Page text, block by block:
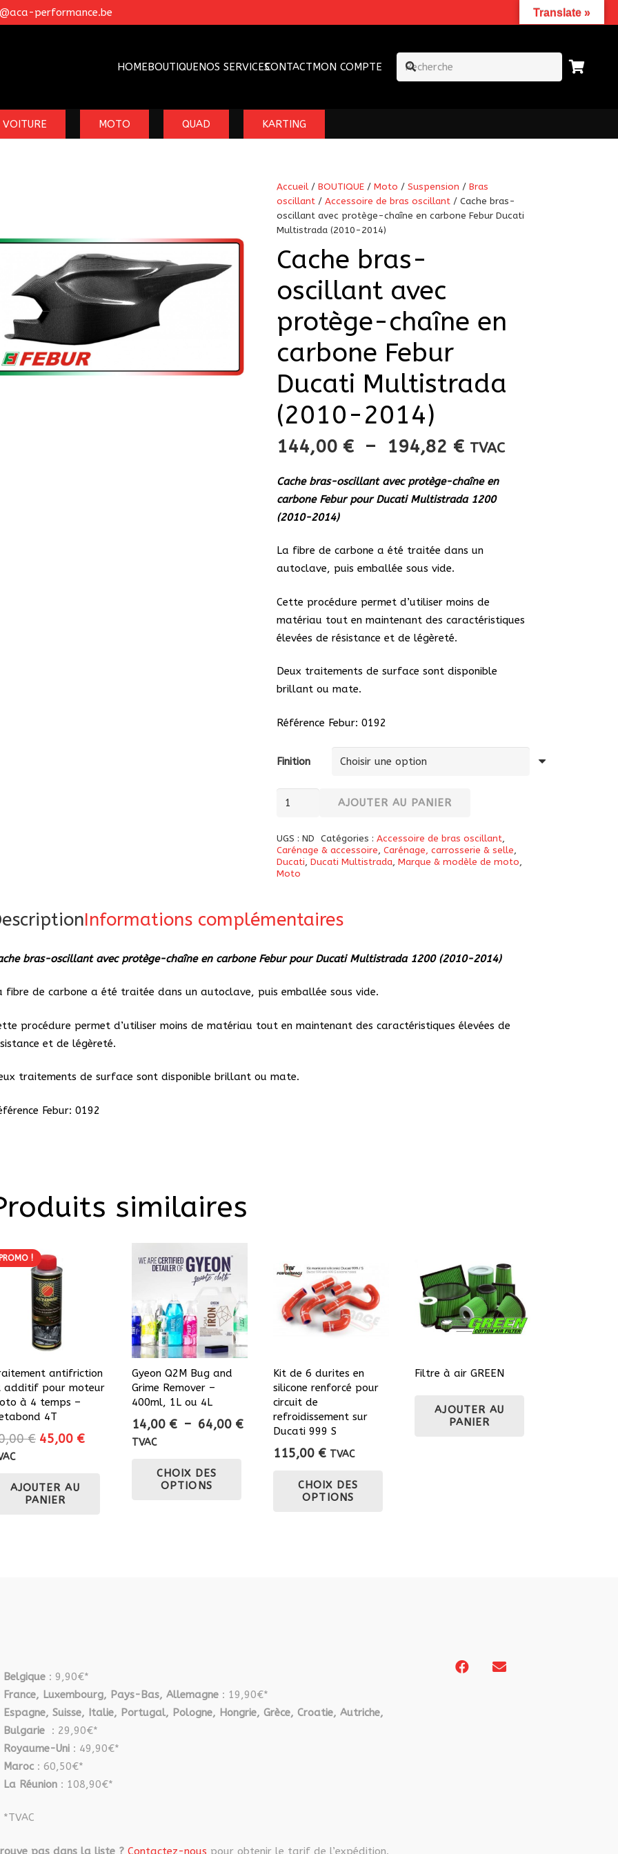
performance.be
HOMEBOUTIQUENOS SERVICESCONTACTMON COMPTE
VOITURE MOTO QUAD KARTING
Accueil/BOUTIQUE /Moto /Suspension /Bras
oscillant /Accessoire de bras oscillant / Cache bras-
oscillant avec protège-chaîne en carbone Febur Ducati
Multistrada (2010-2014)
Cache bras-
oscillant avec
protège-chaîne en
carbone Febur
Ducati Multistrada
(2010-2014)
144,00 € – 194,82 €Plage
prix :
144,00 €
TVAC
Cache bras-oscillant avec protège-chaîne en
carbone Febur pour Ducati Multistrada 1200
(2010-2014)
La fibre de carbone a été traitée dans un
autoclave, puis emballée sous vide.
Cette procédure permet d’utiliser moins de
matériau tout en maintenant des caractéristiques
élevées de résistance et de légèreté.
Deux traitements de surface sont disponible
brillant ou mate.
Référence Febur: 0192
Finition
quantité
Cache
bras-
oscillant
chaîne
carbone
Ducati
(2010-
AJOUTER AU PANIER
UGS :ND Catégories : Accessoire de bras oscillant,
Carénage & accessoire,Carénage, carrosserie & selle,
Ducati,Ducati Multistrada,Marque & modèle de moto,
Moto
Informations complémentaires
bras-oscillant avec protège-chaîne en carbone Febur pour Ducati Multistrada 1200 (2010-2014)
fibre de carbone a été traitée dans un autoclave, puis emballée sous vide.
procédure permet d’utiliser moins de matériau tout en maintenant des caractéristiques élevées de
et de légèreté.
traitements de surface sont disponible brillant ou mate.
Febur: 0192
similaires
PROMO !
antifriction
additif pour moteur
à 4 temps –
4T
€ Le
était :
50,00 €.
45,00 €Le
AJOUTER AU
PANIER
Gyeon Q2M Bug and
Grime Remover –
400ml, 1L ou 4L
14,00 € – 64,00 €Plage
TVAC
CHOIX DES
OPTIONS
du
produit
Kit de 6 durites en
silicone renforcé pour
circuit de
refroidissement sur
Ducati 999 S
115,00 € TVAC
CHOIX DES
OPTIONS
Filtre à air GREEN
AJOUTER AU
PANIER
Belgique : 9,90€*
France, Luxembourg, Pays-Bas, Allemagne : 19,90€*
Espagne, Suisse, Italie, Portugal, Pologne, Hongrie, Grèce, Croatie, Autriche,
Bulgarie
: 29,90€*
Royaume-Uni : 49,90€*
Maroc : 60,50€*
La Réunion : 108,90€*
*TVAC
pas dans la liste ? Contactez-nous pour obtenir le tarif de l’expédition.
Translate »